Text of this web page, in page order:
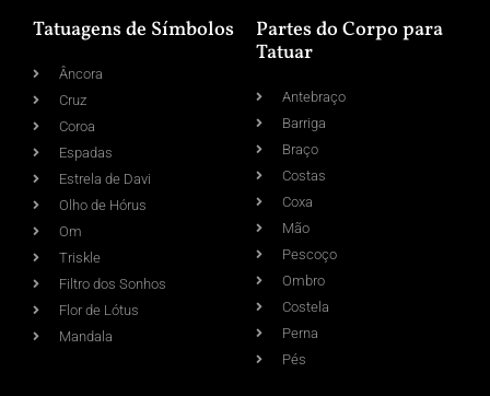
Tatuagens de Símbolos
Âncora
Cruz
Coroa
Espadas
Estrela de Davi
Olho de Hórus
Om
Triskle
Filtro dos Sonhos
Flor de Lótus
Mandala
Partes do Corpo para
Tatuar
Antebraço
Barriga
Braço
Costas
Coxa
Mão
Pescoço
Ombro
Costela
Perna
Pés